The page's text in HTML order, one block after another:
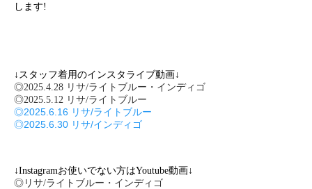
します!
↓スタッフ着用のインスタライブ動画↓
◎2025.4.28 リサ/ライトブルー・インディゴ
◎2025.5.12 リサ/ライトブルー
◎2025.6.16 リサ/ライトブルー
◎2025.6.30 リサ/インディゴ
↓Instagramお使いでない方はYoutube動画↓
◎リサ/ライトブルー・インディゴ